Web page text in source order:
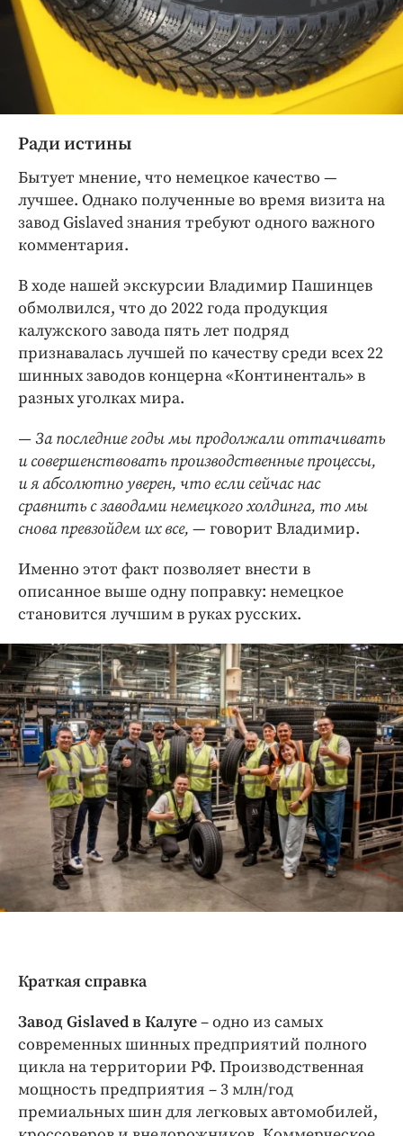
Ради истины
Бытует мнение, что немецкое качество —
лучшее. Однако полученные во время визита на
завод Gislaved знания требуют одного важного
комментария.
В ходе нашей экскурсии Владимир Пашинцев
обмолвился, что до 2022 года продукция
калужского завода пять лет подряд
признавалась лучшей по качеству среди всех 22
шинных заводов концерна «Континенталь» в
разных уголках мира.
— За последние годы мы продолжали оттачивать
и совершенствовать производственные процессы,
и я абсолютно уверен, что если сейчас нас
сравнить с заводами немецкого холдинга, то мы
снова превзойдем их все, — говорит Владимир.
Именно этот факт позволяет внести в
описанное выше одну поправку: немецкое
становится лучшим в руках русских.
Краткая справка
Завод Gislaved в Калуге– одно из самых
современных шинных предприятий полного
цикла на территории РФ. Производственная
мощность предприятия – 3 млн/год
премиальных шин для легковых автомобилей,